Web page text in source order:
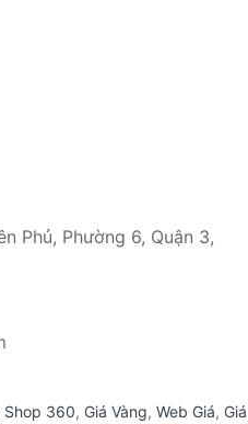
Phủ, Phường 6, Quận 3,
Shop 360, Giá Vàng, Web Giá, Giá